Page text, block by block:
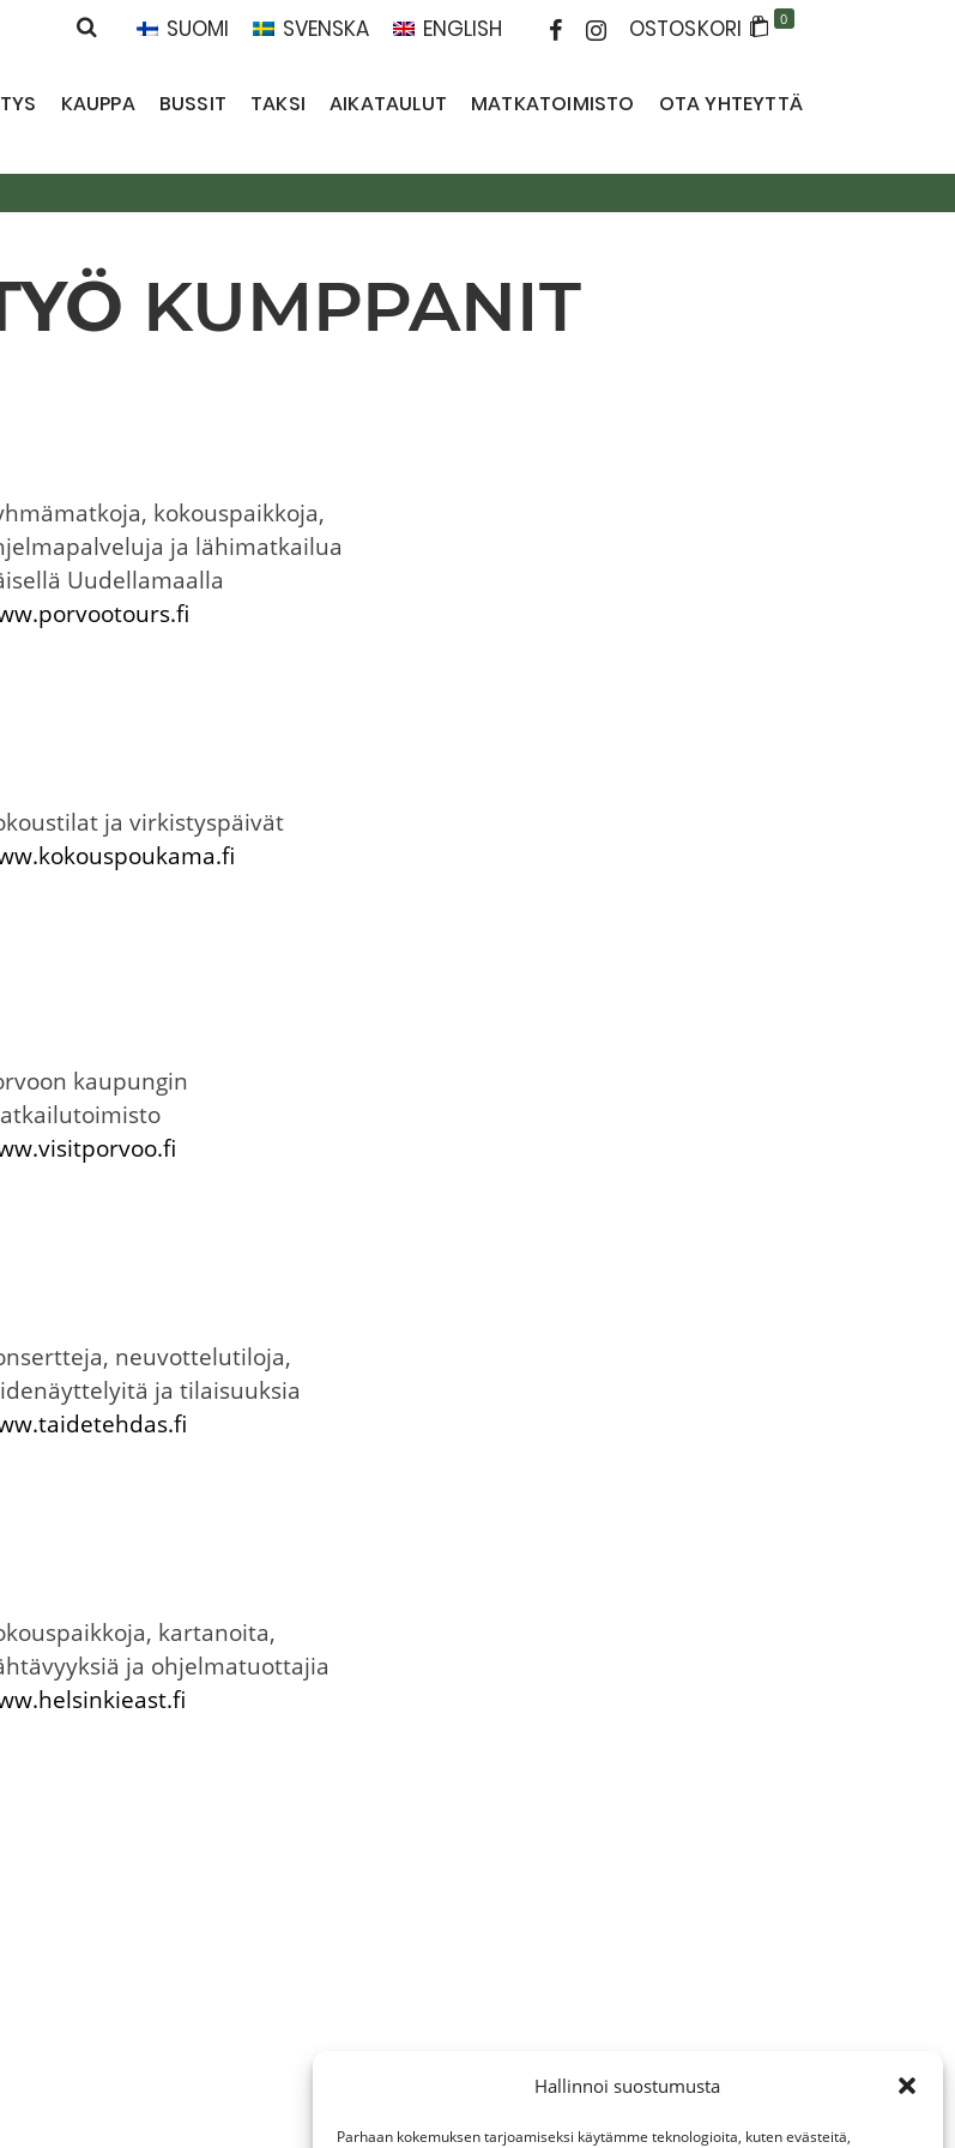
Hallinnoi suostumusta
Parhaan kokemuksen tarjoamiseksi käytämme teknologioita, kuten evästeitä,
SUOMI SVENSKA ENGLISH OSTOSKORI 0
KAUPPA BUSSIT TAKSI AIKATAULUT MATKATOIMISTO OTA YHTEYTTÄ
KUMPPANIT
kokouspaikkoja,
ja lähimatkailua
Uudellamaalla
ja virkistyspäivät
kaupungin
neuvottelutiloja,
ja tilaisuuksia
kartanoita,
ja ohjelmatuottajia